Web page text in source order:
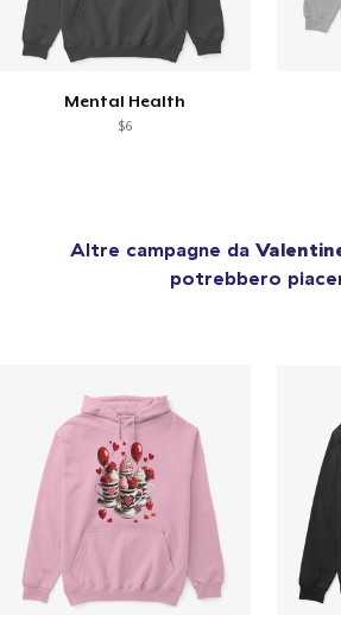
Mental Health
$6
Altre campagne da
potrebbero